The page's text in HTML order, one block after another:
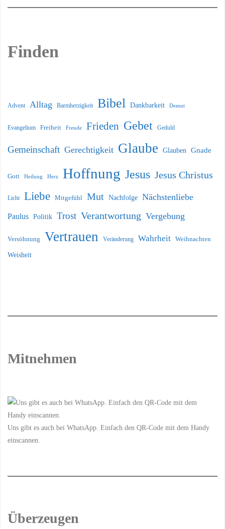
Finden
Advent Alltag Barmherzigkeit Bibel Dankbarkeit Demut
Evangelium Freiheit Freude Frieden Gebet Geduld
Gemeinschaft Gerechtigkeit Glaube Glauben Gnade
Gott Heilung Herz Hoffnung Jesus Jesus Christus
Licht Liebe Mitgefühl Mut Nachfolge Nächstenliebe
Paulus Politik Trost Verantwortung Vergebung
Versöhnung Vertrauen Veränderung Wahrheit Weihnachten
Weisheit
Mitnehmen
Uns gibt es auch bei WhatsApp. Einfach den QR-Code mit dem Handy
einscannen.
Überzeugen